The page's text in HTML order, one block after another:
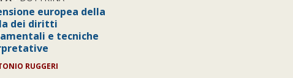
europea della
dei diritti
e tecniche
RUGGERI